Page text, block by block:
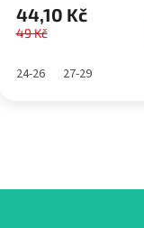
44,10 Kč
49 Kč
24-26 27-29